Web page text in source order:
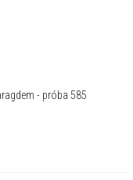
- próba 585